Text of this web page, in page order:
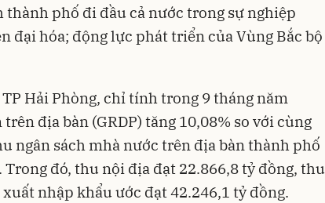
thành phố đi đầu cả nước trong sự nghiệp
đại hóa; động lực phát triển của Vùng Bắc bộ
Hải Phòng, chỉ tính trong 9 tháng năm
địa bàn (GRDP) tăng 10,08% so với cùng
ngân sách mhà nước trên địa bàn thành phố
Trong đó, thu nội địa đạt 22.866,8 tỷ đồng, thu
nhập khẩu ước đạt 42.246,1 tỷ đồng.